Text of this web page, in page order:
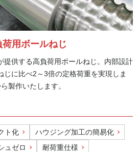
荷用ボールねじ
提供する高負荷用ボールねじ。内部設計
じに比べ2～3倍の定格荷重を実現しま
製作いたします。
ト化
ハウジング加工の簡易化
ュゼロ
耐荷重仕様